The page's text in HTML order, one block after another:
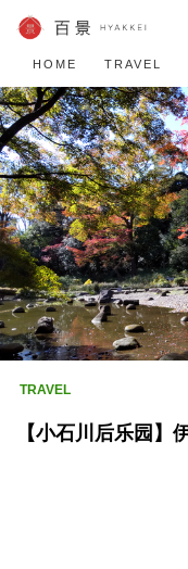
HOME TRAVEL
【小石川后乐园】